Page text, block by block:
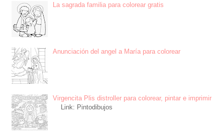
La sagrada familia para colorear gratis
Anunciación del angel a María para colorear
Virgencita Plis distroller para colorear, pintar e imprimir
Link: Pintodibujos